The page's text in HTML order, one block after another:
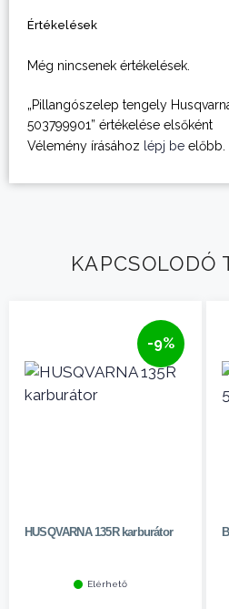
Értékelések
Még nincsenek értékelések.
„Pillangószelep tengely
503799901” értékelése elsőként
Vélemény írásához lépj be előbb.
KAPCSOLODÓ
-9%
HUSQVARNA 135R karburátor
Elérhető